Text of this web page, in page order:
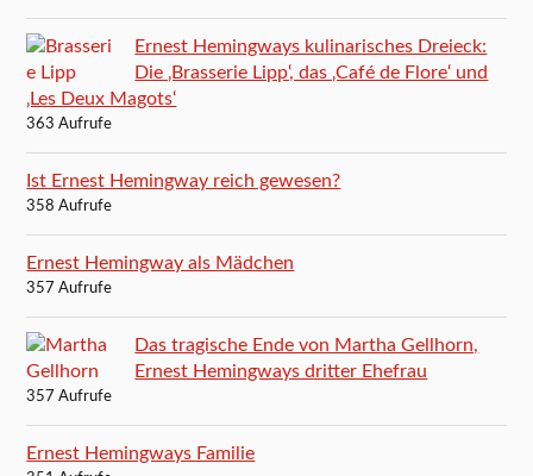
Ernest Hemingways kulinarisches Dreieck:
Die ‚Brasserie Lipp‘, das ‚Café de Flore‘ und
‚Les Deux Magots‘
363 Aufrufe
Ist Ernest Hemingway reich gewesen?
358 Aufrufe
Ernest Hemingway als Mädchen
357 Aufrufe
Das tragische Ende von Martha Gellhorn,
Ernest Hemingways dritter Ehefrau
357 Aufrufe
Ernest Hemingways Familie